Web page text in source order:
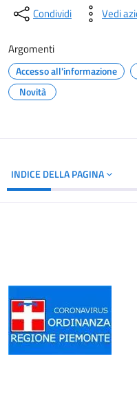
Condividi Vedi
Argomenti
Accesso all'informazione
Novità
INDICE DELLA PAGINA